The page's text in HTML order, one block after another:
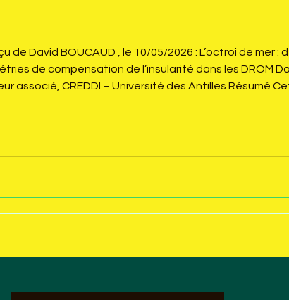
de David BOUCAUD , le 10/05/2026 : L’octroi de mer :
de compensation de l’insularité dans les DROM
associé, CREDDI – Université des Antilles Résumé